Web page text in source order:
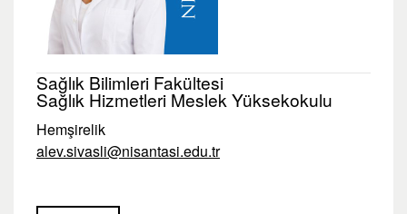
Sağlık Bilimleri Fakültesi
Sağlık Hizmetleri Meslek Yüksekokulu
Hemşirelik
alev.sivasli@nisantasi.edu.tr